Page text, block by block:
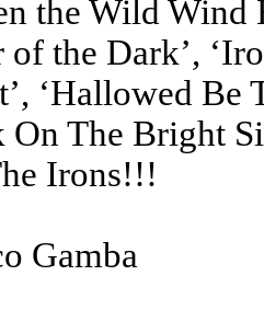
the Wild Wind
of the Dark’,
‘Hallowed Be
On The Bright
Irons!!!
Gamba